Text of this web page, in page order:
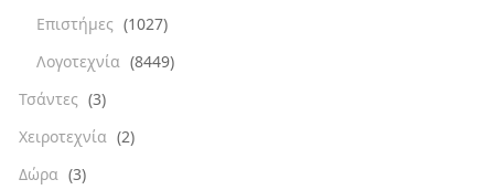
Επιστήμες (1027)
Λογοτεχνία (8449)
Τσάντες (3)
Χειροτεχνία (2)
Δώρα (3)